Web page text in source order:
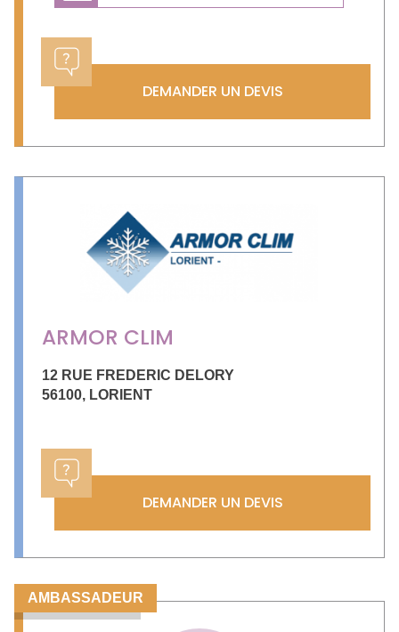
DEMANDER UN DEVIS
ARMOR CLIM
12 RUE FREDERIC DELORY
56100, LORIENT
DEMANDER UN DEVIS
AMBASSADEUR